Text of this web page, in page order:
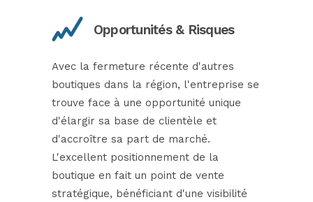
Opportunités & Risques
Avec la fermeture récente d'autres
boutiques dans la région, l'entreprise se
trouve face à une opportunité unique
d'élargir sa base de clientèle et
d'accroître sa part de marché.
L'excellent positionnement de la
boutique en fait un point de vente
stratégique, bénéficiant d'une visibilité